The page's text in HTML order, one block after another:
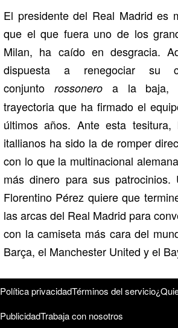
El presidente del Real Madrid es
que el que fuera uno de los
Milan, ha caído en desgracia.
dispuesta a renegociar su
conjunto rossonero a la baja,
trayectoria que ha firmado el
últimos años. Ante esta
itallianos ha sido la de romper
con lo que la multinacional
más dinero para sus patrocinios.
Florentino Pérez quiere que
las arcas del Real Madrid para
con la camiseta más cara del
Barça, el Manchester United y el
Política privacidadTérminos del servicio
PublicidadTrabaja con nosotros